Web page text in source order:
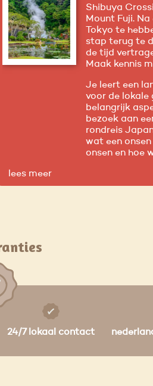
Shibuya
Mount Fuji.
Tokyo te
stap terug te
de tijd
Maak kennis
Je leert een
voor de lokale
belangrijk
bezoek aan
rondreis
wat een onsen
onsen en hoe
lees meer
24/7 lokaal contact